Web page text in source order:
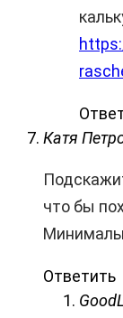
Катя
что бы
Ответить